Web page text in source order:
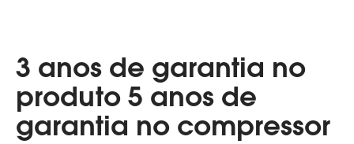
3 anos de garantia no
produto 5 anos de
garantia no compressor